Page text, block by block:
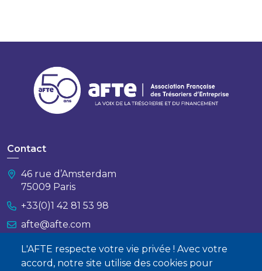
L'AFTE respecte votre vie privée ! Avec votre
accord, notre site utilise des cookies pour
Contact
46 rue d’Amsterdam
75009 Paris
+33(0)1 42 81 53 98
afte@afte.com
Nous contacter